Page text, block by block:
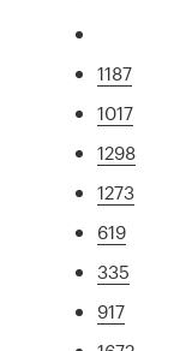
1187
1017
1298
1273
619
335
917